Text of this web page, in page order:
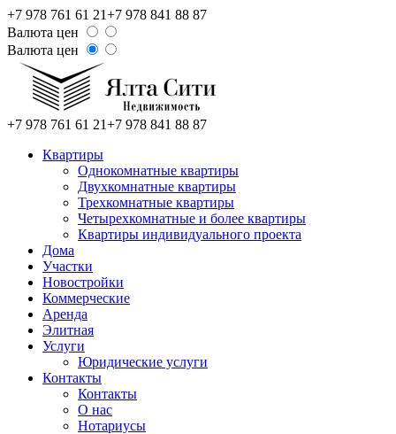
+7 978 761 61 21+7 978 841 88 87
Валюта цен
Валюта цен
+7 978 761 61 21+7 978 841 88 87
Квартиры
Однокомнатные квартиры
Двухкомнатные квартиры
Трехкомнатные квартиры
Четырехкомнатные и более квартиры
Квартиры индивидуального проекта
Дома
Участки
Новостройки
Коммерческие
Аренда
Элитная
Услуги
Юридические услуги
Контакты
Контакты
О нас
Нотариусы